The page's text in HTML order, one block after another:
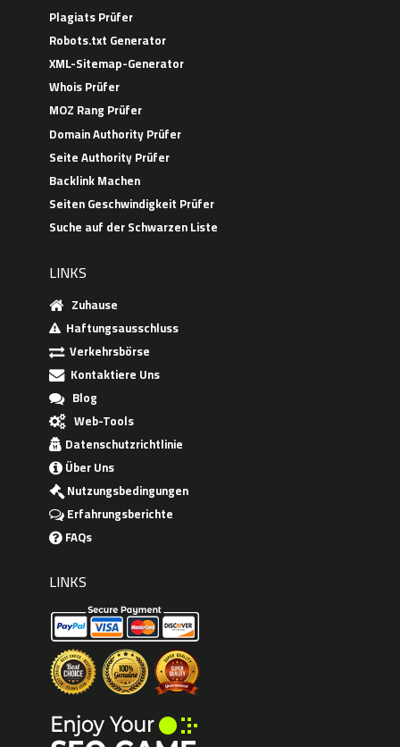
Plagiats Prüfer
Robots.txt Generator
XML-Sitemap-Generator
Whois Prüfer
MOZ Rang Prüfer
Domain Authority Prüfer
Seite Authority Prüfer
Backlink Machen
Seiten Geschwindigkeit Prüfer
Suche auf der Schwarzen Liste
LINKS
Zuhause
Haftungsausschluss
Verkehrsbörse
Kontaktiere Uns
Blog
Web-Tools
Datenschutzrichtlinie
Über Uns
Nutzungsbedingungen
Erfahrungsberichte
FAQs
LINKS